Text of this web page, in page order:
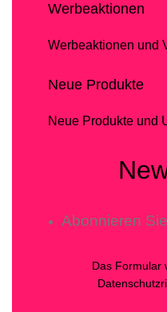
Werbeaktionen
Werbeaktionen und
Neue Produkte
Neue Produkte und
Abonnieren
Das Formular